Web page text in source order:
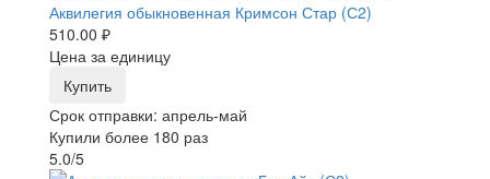
Аквилегия обыкновенная Кримсон Стар (С2)
510.00 ₽
Цена за единицу
Купить
Срок отправки: апрель-май
Купили более 180 раз
5.0/5